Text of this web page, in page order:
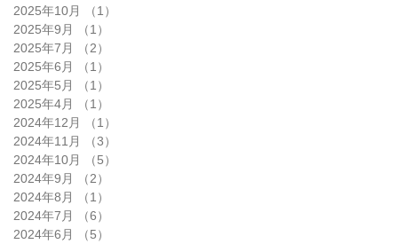
2025年10月
（1）
2025年9月
（1）
2025年7月
（2）
2025年6月
（1）
2025年5月
（1）
2025年4月
（1）
2024年12月
（1）
2024年11月
（3）
2024年10月
（5）
2024年9月
（2）
2024年8月
（1）
2024年7月
（6）
2024年6月
（5）